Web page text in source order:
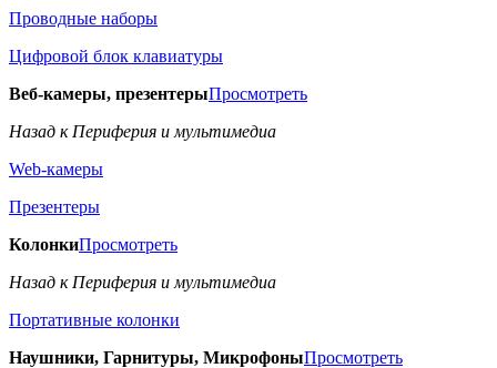
Проводные наборы
Цифровой блок клавиатуры
Веб-камеры, презентерыПросмотреть
Назад к Периферия и мультимедиа
Web-камеры
Презентеры
КолонкиПросмотреть
Назад к Периферия и мультимедиа
Портативные колонки
Наушники, Гарнитуры, МикрофоныПросмотреть